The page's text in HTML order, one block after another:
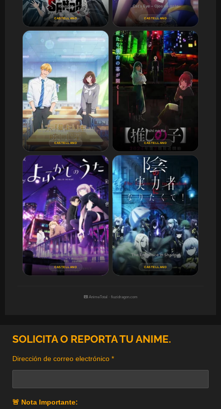
Sanda
CASTELLANO
Cat's Eye – Ojos de gato
CASTELLANO
Taiyou yori mo Mabushii Hoshi
CASTELLANO
Oshi no Ko
CASTELLANO
El Canto de la Noche
CASTELLANO
The Eminence in Shadow
CASTELLANO
AnimeTotal · fiuzidragon.com
SOLICITA O REPORTA TU ANIME.
Dirección de correo electrónico *
🚨 Nota Importante: